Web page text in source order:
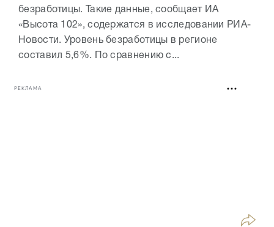
безработицы. Такие данные, сообщает ИА
«Высота 102», содержатся в исследовании РИА-
Новости. Уровень безработицы в регионе
составил 5,6%. По сравнению с...
РЕКЛАМА